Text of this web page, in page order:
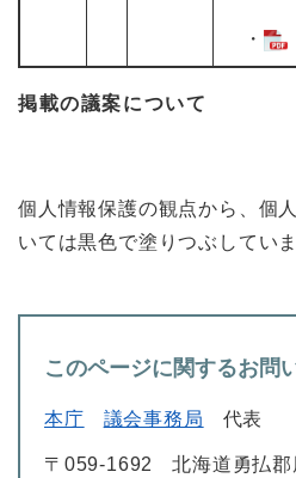
・
掲載の議案について
個人情報保護の観点から、個
いては黒色で塗りつぶしていま
このページに関するお問
本庁 議会事務局 代表
〒059-1692
北海道勇払